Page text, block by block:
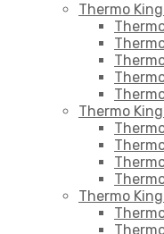
Thermo
Thermo
Thermo